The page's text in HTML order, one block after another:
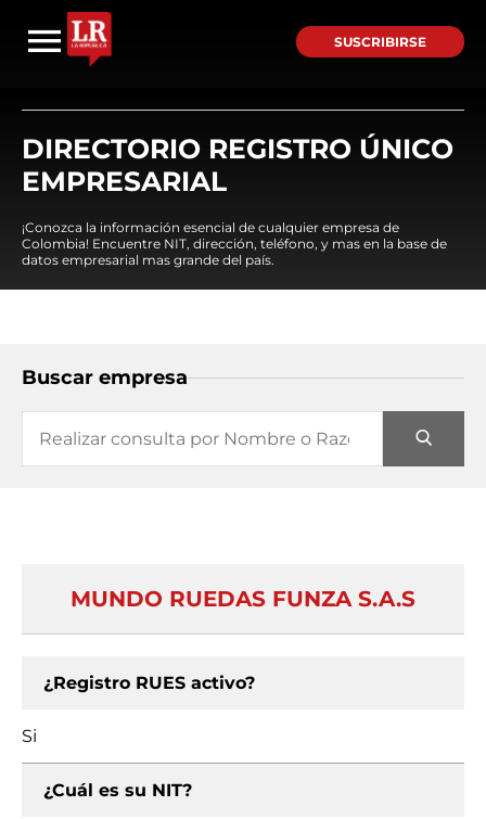
SUSCRIBIRSE
DIRECTORIO REGISTRO ÚNICO
EMPRESARIAL
¡Conozca la información esencial de cualquier empresa de
Colombia! Encuentre NIT, dirección, teléfono, y mas en la base de
datos empresarial mas grande del país.
Buscar empresa
MUNDO RUEDAS FUNZA S.A.S
¿Registro RUES activo?
Si
¿Cuál es su NIT?